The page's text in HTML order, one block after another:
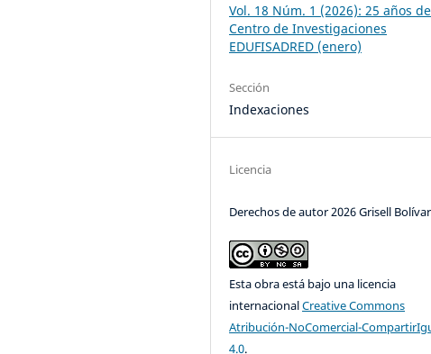
Vol. 18 Núm. 1 (2026): 25 años
Centro de Investigaciones
EDUFISADRED (enero)
Sección
Indexaciones
Licencia
Derechos de autor 2026 Grisell
Esta obra está bajo una licencia
internacionalCreative Commons
Atribución-NoComercial-
4.0.